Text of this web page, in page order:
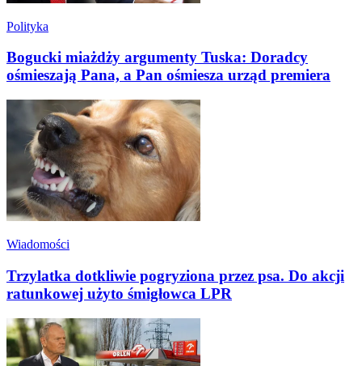
Polityka
Bogucki miażdży argumenty Tuska: Doradcy
ośmieszają Pana, a Pan ośmiesza urząd premiera
Wiadomości
Trzylatka dotkliwie pogryziona przez psa. Do akcji
ratunkowej użyto śmigłowca LPR